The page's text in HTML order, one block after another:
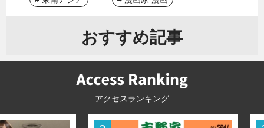
おすすめ記事
アクセスランキング